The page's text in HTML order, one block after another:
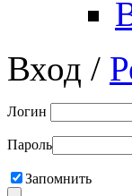
Вход /
Логин
Пароль
Запомнить